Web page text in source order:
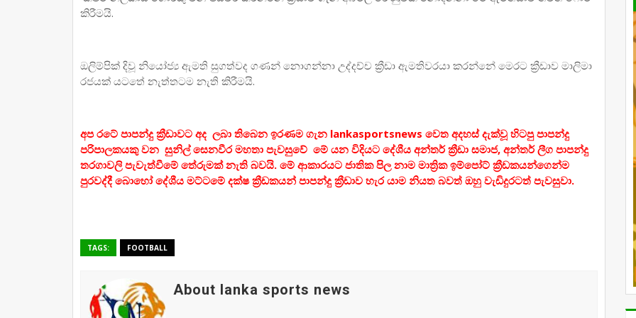
කිරීමයි.
ඔලිම්පික් දිවූ නියෝජ්‍ය ඇමති සුගත්වද ගණන් නොගන්නා උද්දච්ච ක්‍රීඩා ඇමතිවරයා කරන්නේ මෙරට ක්‍රීඩාව මාලිමා
රජයක් යටතේ නැත්තටම නැති කිරීමයි.
අප රටේ පාපන්දු ක්‍රීඩාවට අද ලබා තිබෙන ඉරණම ගැන lankasportsnews වෙත අදහස් දැක්වූ හිටපු පාපන්දු
පරිපාලකයකු වන සුනිල් සෙනවීර මහතා පැවසුවේ මේ යන විදියට දේශීය අන්තර් ක්‍රීඩා සමාජ, අන්තර් ලීග පාපන්දු
තරගාවලි පැවැත්වීමේ තේරුමක් නැති බවයි. මේ ආකාරයට ජාතික පිල නාම මාත්‍රික ඉම්පෝට් ක්‍රීඩකයන්ගෙන්ම
පුරවද්දී බොහෝ දේශීය මට්ටමේ දක්ෂ ක්‍රීඩකයන් පාපන්දු ක්‍රීඩාව හැර යාම නියත බවත් ඔහු වැඩිදුරටත් පැවසුවා.
TAGS: FOOTBALL
About lanka sports news